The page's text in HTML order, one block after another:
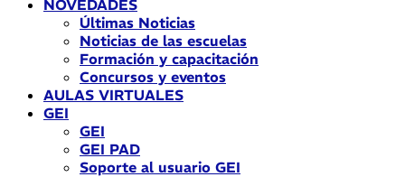
NOVEDADES
Últimas Noticias
Noticias de las escuelas
Formación y capacitación
Concursos y eventos
AULAS VIRTUALES
GEI
GEI
GEI PAD
Soporte al usuario GEI